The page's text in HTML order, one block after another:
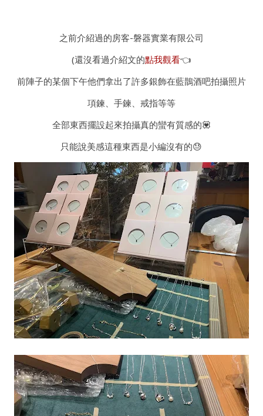
之前介紹過的房客-磐器實業有限公司
(還沒看過介紹文的點我觀看👈
前陣子的某個下午他們拿出了許多銀飾在藍鵲酒吧拍攝照片
項鍊、手鍊、戒指等等
全部東西擺設起來拍攝真的蠻有質感的💟
只能說美感這種東西是小編沒有的😓